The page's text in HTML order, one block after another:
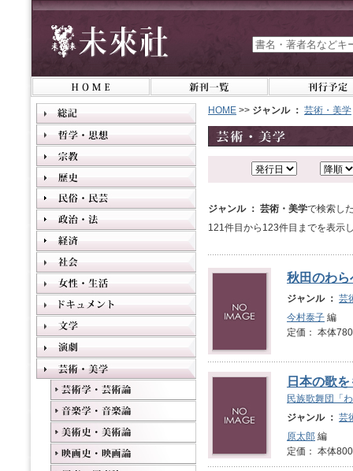
HOME >> ジャンル ： 芸術・美学
ジャンル ： 芸術・美学で検索し
121件目から123件目までを表示
秋田のわら
ジャンル ： 芸
今村泰子 編
定価： 本体
日本の歌
民族歌舞団「
ジャンル ： 芸
原太郎 編
定価： 本体